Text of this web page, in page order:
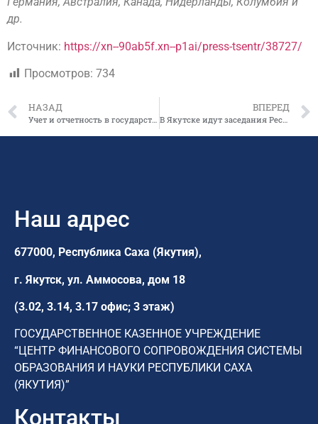
др.
Источник: https://xn--90ab5f.xn--p1ai/press-tsentr/38727/
Просмотров: 734
НАЗАД
Учет и отчетность в государственных (муниципальных) учреждениях
ВПЕРЕД
В Якутске идут заседания Республиканской приемной комиссии по набору на целевое обучение в образовательные организации высшего образования и профессиональные образовательные организации, расположенные за пределами Республики Саха (Якутия).
Наш адрес
677000, Республика Саха (Якутия),
г. Якутск, ул. Аммосова, дом 18
(3.02, 3.14, 3.17 офис; 3 этаж)
ГОСУДАРСТВЕННОЕ КАЗЕННОЕ УЧРЕЖДЕНИЕ
“ЦЕНТР ФИНАНСОВОГО СОПРОВОЖДЕНИЯ СИСТЕМЫ
ОБРАЗОВАНИЯ И НАУКИ РЕСПУБЛИКИ САХА
(ЯКУТИЯ)”
Контакты